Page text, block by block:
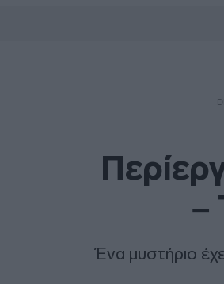
–
Ένα μυστήριο